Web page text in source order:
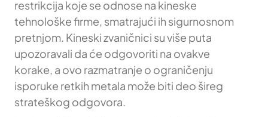
restrikcija koje se odnose na kineske
tehnološke firme, smatrajući ih sigurnosnom
pretnjom. Kineski zvaničnici su više puta
upozoravali da će odgovoriti na ovakve
korake, a ovo razmatranje o ograničenju
isporuke retkih metala može biti deo šireg
strateškog odgovora.